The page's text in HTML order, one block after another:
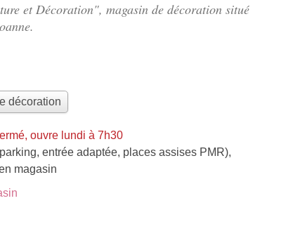
et Décoration", magasin de décoration situé
décoration
ouvre lundi à 7h30
entrée adaptée, places assises PMR),
magasin